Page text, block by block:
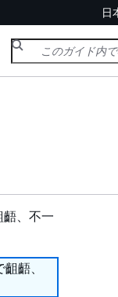
日
、不一
齬、